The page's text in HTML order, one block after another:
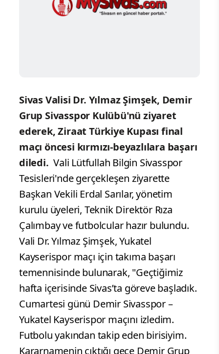
Sivas Valisi Dr. Yılmaz Şimşek, Demir
Grup Sivasspor Kulübü'nü ziyaret
ederek, Ziraat Türkiye Kupası final
maçı öncesi kırmızı-beyazlılara başarı
diledi. Vali Lütfullah Bilgin Sivasspor
Tesisleri'nde gerçekleşen ziyarette
Başkan Vekili Erdal Sarılar, yönetim
kurulu üyeleri, Teknik Direktör Rıza
Çalımbay ve futbolcular hazır bulundu.
Vali Dr. Yılmaz Şimşek, Yukatel
Kayserispor maçı için takıma başarı
temennisinde bulunarak, "Geçtiğimiz
hafta içerisinde Sivas’ta göreve başladık.
Cumartesi günü Demir Sivasspor –
Yukatel Kayserispor maçını izledim.
Futbolu yakından takip eden birisiyim.
Kararnamenin çıktığı gece Demir Grup